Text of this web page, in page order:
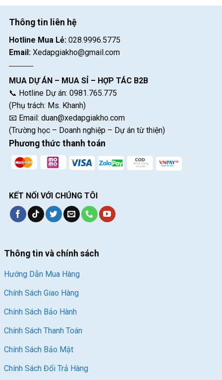
Thông tin liên hệ
Hotline Mua Lẻ: 028.9996.5775
Email: Xedapgiakho@gmail.com
MUA DỰ ÁN – MUA SỈ – HỢP TÁC B2B
📞 Hotline Dự án: 0981.765.775
(Phụ trách: Ms. Khanh)
📧 Email: duan@xedapgiakho.com
(Trường học – Doanh nghiệp – Dự án từ thiện)
Phương thức thanh toán
KẾT NỐI VỚI CHÚNG TÔI
Thông tin và chính sách
Hướng Dẫn Mua Hàng
Chính Sách Giao Hàng
Chính Sách Bảo Hành
Chính Sách Thanh Toán
Chính Sách Bảo Mật
Chính Sách Đổi Trả Hàng